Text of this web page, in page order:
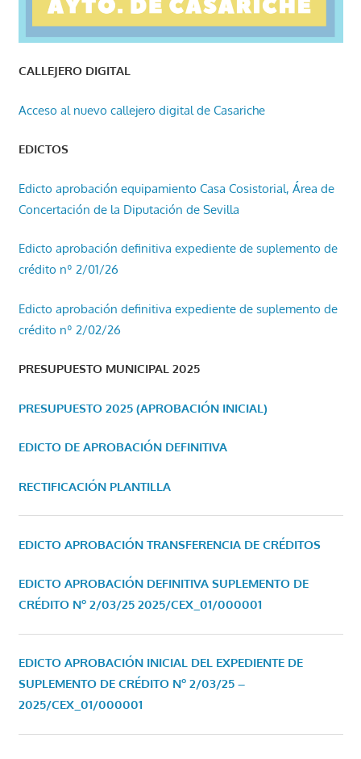
CALLEJERO DIGITAL
Acceso al nuevo callejero digital de Casariche
EDICTOS
Edicto aprobación equipamiento Casa Cosistorial, Área de
Concertación de la Diputación de Sevilla
Edicto aprobación definitiva expediente de suplemento de
crédito nº 2/01/26
Edicto aprobación definitiva expediente de suplemento de
crédito nº 2/02/26
PRESUPUESTO MUNICIPAL 2025
PRESUPUESTO 2025 (APROBACIÓN INICIAL)
EDICTO DE APROBACIÓN DEFINITIVA
RECTIFICACIÓN PLANTILLA
EDICTO APROBACIÓN TRANSFERENCIA DE CRÉDITOS
EDICTO APROBACIÓN DEFINITIVA SUPLEMENTO DE
CRÉDITO Nº 2/03/25 2025/CEX_01/000001
EDICTO APROBACIÓN INICIAL DEL EXPEDIENTE DE
SUPLEMENTO DE CRÉDITO Nº 2/03/25 –
2025/CEX_01/000001